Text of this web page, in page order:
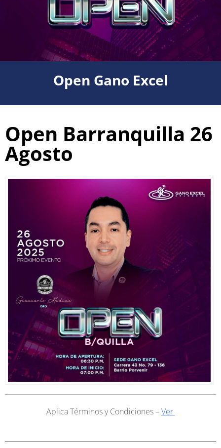
Open Gano Excel
Open Barranquilla 26
Agosto
Aplica Términos y Condiciones –Ver